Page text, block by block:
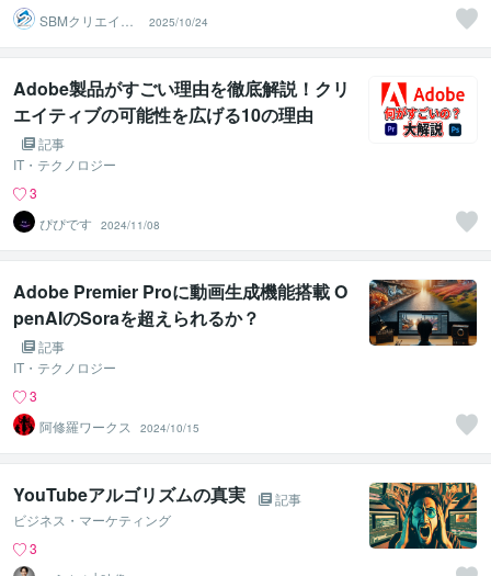
SBMクリエイト
｜教材・マニュ
アル動画
2025/10/24
Adobe製品がすごい理由を徹底解説！クリ
エイティブの可能性を広げる10の理由
記事
IT・テクノロジー
3
ぴぴです
2024/11/08
Adobe Premier Proに動画生成機能搭載 O
penAIのSoraを超えられるか？
記事
IT・テクノロジー
3
阿修羅ワークス
2024/10/15
YouTubeアルゴリズムの真実
記事
ビジネス・マーケティング
3